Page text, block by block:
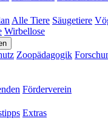
Alle Tiere Säugetiere
Wirbellose
Zoopädagogik
Förderverein
Extras